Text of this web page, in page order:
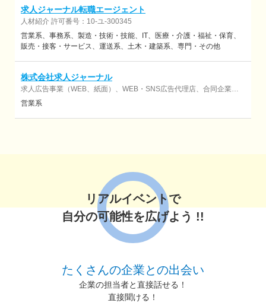
求人ジャーナル転職エージェント
人材紹介 許可番号：10-ユ-300345
営業系
事務系 製造・技術・技能 IT
医療・介護・福祉・保育
販売・接客・サービス
運送系 土木・建築系 専門・その他
株式会社求人ジャーナル
求人広告事業（WEB、紙面）、WEB・SNS広告代理店、合同企業説
明会開催など
営業系
リアルイベントで
自分の可能性を広げよう !!
たくさんの企業との出会い
企業の担当者と直接話せる！
直接聞ける！